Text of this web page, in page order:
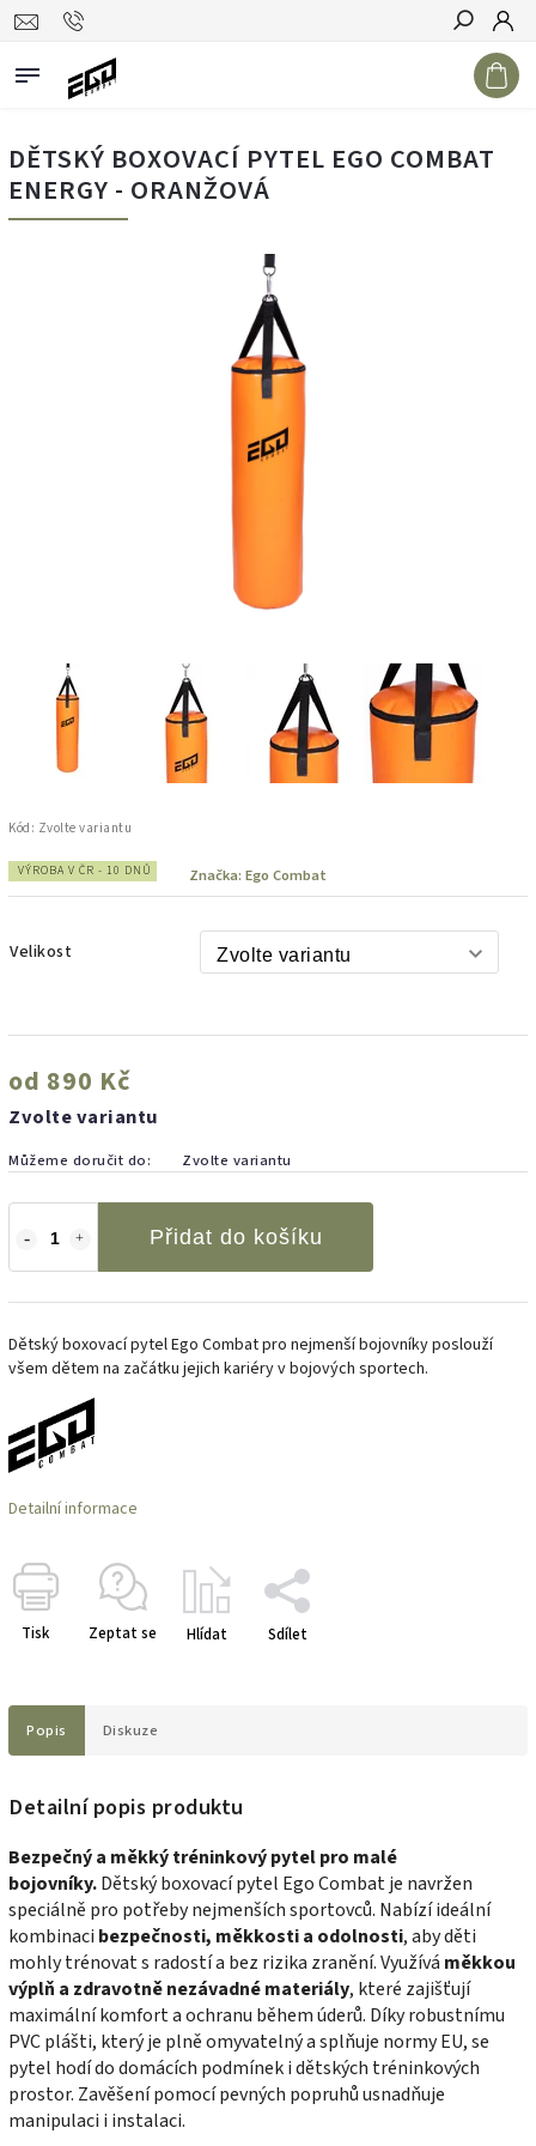
Hledat
DĚTSKÝ BOXOVACÍ PYTEL EGO COMBAT
ENERGY - ORANŽOVÁ
Kód: Zvolte variantu
VÝROBA V ČR - 10 DNŮ Značka: Ego Combat
Velikost
od 890 Kč
Zvolte variantu
Můžeme doručit do: Zvolte variantu
Přidat do košíku
Dětský boxovací pytel Ego Combat pro nejmenší bojovníky poslouží
všem dětem na začátku jejich kariéry v bojových sportech.
Detailní informace
Tisk Zeptat se Hlídat Sdílet
Popis Diskuze
Detailní popis produktu
Bezpečný a měkký tréninkový pytel pro malé
bojovníky.Dětský boxovací pytel Ego Combat je navržen
speciálně pro potřeby nejmenších sportovců. Nabízí ideální
kombinaci bezpečnosti, měkkosti a odolnosti, aby děti
mohly trénovat s radostí a bez rizika zranění. Využívá měkkou
výplň a zdravotně nezávadné materiály, které zajišťují
maximální komfort a ochranu během úderů. Díky robustnímu
PVC plášti, který je plně omyvatelný a splňuje normy EU, se
pytel hodí do domácích podmínek i dětských tréninkových
prostor. Zavěšení pomocí pevných popruhů usnadňuje
manipulaci i instalaci.